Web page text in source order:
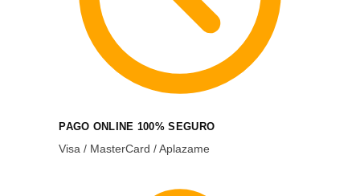
PAGO ONLINE 100% SEGURO
Visa / MasterCard / Aplazame